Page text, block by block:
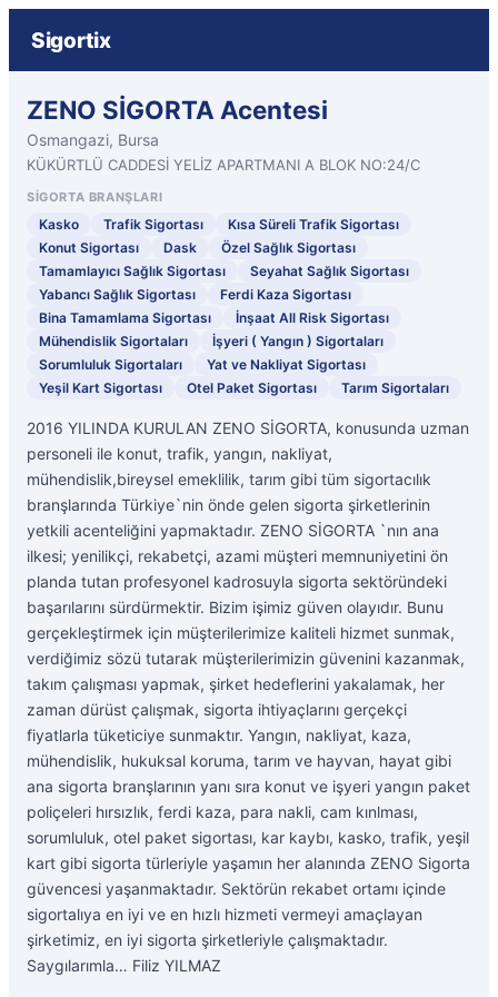
Sigortix
ZENO SİGORTA Acentesi
Osmangazi, Bursa
KÜKÜRTLÜ CADDESİ YELİZ APARTMANI A BLOK NO:24/C
SIGORTA BRANŞLARI
Kasko Trafik Sigortası
Kısa Süreli Trafik Sigortası
Konut Sigortası
Dask
Özel Sağlık Sigortası
Tamamlayıcı Sağlık Sigortası
Seyahat Sağlık Sigortası
Yabancı Sağlık Sigortası
Ferdi Kaza Sigortası
Bina Tamamlama Sigortası
İnşaat All Risk Sigortası
Mühendislik Sigortaları
İşyeri ( Yangın ) Sigortaları
Sorumluluk Sigortaları
Yat ve Nakliyat Sigortası
Yeşil Kart Sigortası
Otel Paket Sigortası Tarım Sigortaları
2016 YILINDA KURULAN ZENO SİGORTA, konusunda uzman
personeli ile konut, trafik, yangın, nakliyat,
mühendislik,bireysel emeklilik, tarım gibi tüm sigortacılık
branşlarında Türkiye`nin önde gelen sigorta şirketlerinin
yetkili acenteliğini yapmaktadır. ZENO SİGORTA `nın ana
ilkesi; yenilikçi, rekabetçi, azami müşteri memnuniyetini ön
planda tutan profesyonel kadrosuyla sigorta sektöründeki
başarılarını sürdürmektir. Bizim işimiz güven olayıdır. Bunu
gerçekleştirmek için müşterilerimize kaliteli hizmet sunmak,
verdiğimiz sözü tutarak müşterilerimizin güvenini kazanmak,
takım çalışması yapmak, şirket hedeflerini yakalamak, her
zaman dürüst çalışmak, sigorta ihtiyaçlarını gerçekçi
fiyatlarla tüketiciye sunmaktır. Yangın, nakliyat, kaza,
mühendislik, hukuksal koruma, tarım ve hayvan, hayat gibi
ana sigorta branşlarının yanı sıra konut ve işyeri yangın paket
poliçeleri hırsızlık, ferdi kaza, para nakli, cam kınlması,
sorumluluk, otel paket sigortası, kar kaybı, kasko, trafik, yeşil
kart gibi sigorta türleriyle yaşamın her alanında ZENO Sigorta
güvencesi yaşanmaktadır. Sektörün rekabet ortamı içinde
sigortalıya en iyi ve en hızlı hizmeti vermeyi amaçlayan
şirketimiz, en iyi sigorta şirketleriyle çalışmaktadır.
Saygılarımla… Filiz YILMAZ